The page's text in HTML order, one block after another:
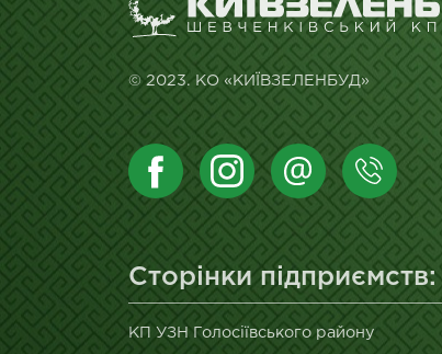
© 2023. КО «КИЇВЗЕЛЕНБУД»
Сторінки підприємств:
КП УЗН Голосіївського району